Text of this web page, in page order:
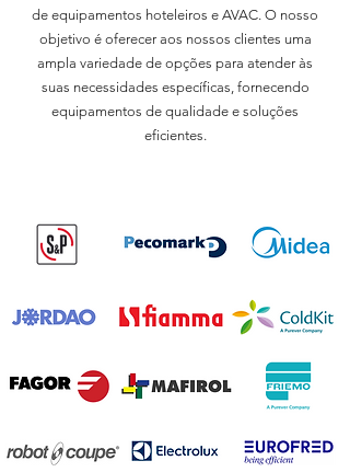
de equipamentos hoteleiros e AVAC. O nosso
objetivo é oferecer aos nossos clientes uma
ampla variedade de opções para atender às
suas necessidades específicas, fornecendo
equipamentos de qualidade e soluções
eficientes.